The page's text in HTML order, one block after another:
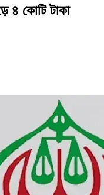
৪ কোটি টাকা